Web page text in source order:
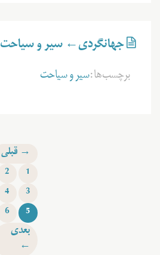
جهانگردی← سیر و سیاحت
برچسب‌ها:سیر و سیاحت
→ قبلی
1
2
3
4
5
6
بعدی
←